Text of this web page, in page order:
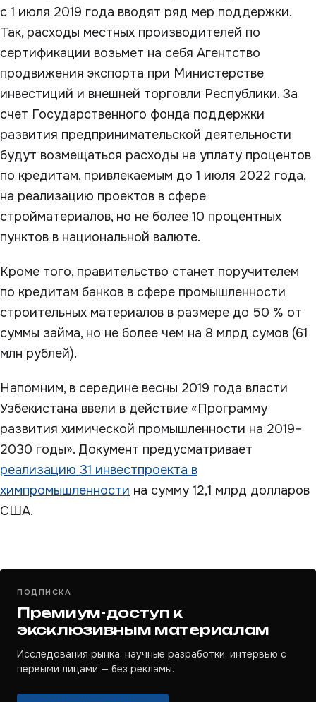
с 1 июля 2019 года вводят ряд мер поддержки.
Так, расходы местных производителей по
сертификации возьмет на себя Агентство
продвижения экспорта при Министерстве
инвестиций и внешней торговли Республики. За
счет Государственного фонда поддержки
развития предпринимательской деятельности
будут возмещаться расходы на уплату процентов
по кредитам, привлекаемым до 1 июля 2022 года,
на реализацию проектов в сфере
стройматериалов, но не более 10 процентных
пунктов в национальной валюте.
Кроме того, правительство станет поручителем
по кредитам банков в сфере промышленности
строительных материалов в размере до 50 % от
суммы займа, но не более чем на 8 млрд сумов (61
млн рублей).
Напомним, в середине весны 2019 года власти
Узбекистана ввели в действие «Программу
развития химической промышленности на 2019–
2030 годы». Документ предусматривает
реализацию 31 инвестпроекта в
химпромышленности на сумму 12,1 млрд долларов
США.
ПОДПИСКА
Премиум-доступ к
эксклюзивным материалам
Исследования рынка, научные разработки, интервью с
первыми лицами — без рекламы.